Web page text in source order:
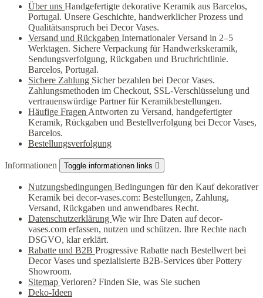
Über uns Handgefertigte dekorative Keramik aus Barcelos,
Portugal. Unsere Geschichte, handwerklicher Prozess und
Qualitätsanspruch bei Decor Vases.
Versand und Rückgaben Internationaler Versand in 2–5
Werktagen. Sichere Verpackung für Handwerkskeramik,
Sendungsverfolgung, Rückgaben und Bruchrichtlinie.
Barcelos, Portugal.
Sichere Zahlung Sicher bezahlen bei Decor Vases.
Zahlungsmethoden im Checkout, SSL-Verschlüsselung und
vertrauenswürdige Partner für Keramikbestellungen.
Häufige Fragen Antworten zu Versand, handgefertigter
Keramik, Rückgaben und Bestellverfolgung bei Decor Vases,
Barcelos.
Bestellungsverfolgung
Informationen Toggle informationen links 
Nutzungsbedingungen Bedingungen für den Kauf dekorativer
Keramik bei decor-vases.com: Bestellungen, Zahlung,
Versand, Rückgaben und anwendbares Recht.
Datenschutzerklärung Wie wir Ihre Daten auf decor-
vases.com erfassen, nutzen und schützen. Ihre Rechte nach
DSGVO, klar erklärt.
Rabatte und B2B Progressive Rabatte nach Bestellwert bei
Decor Vases und spezialisierte B2B-Services über Pottery
Showroom.
Sitemap Verloren? Finden Sie, was Sie suchen
Deko-Ideen